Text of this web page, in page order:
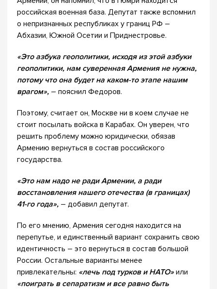
российская военная база. Депутат также вспомнил
о непризнанных республиках у границ РФ –
Абхазии, Южной Осетии и Приднестровье.
«Это азбука геополитики, исходя из этой азбуки
геополитики, нам суверенная Армения не нужна,
потому что она будет на каком-то этапе нашим
врагом», – пояснил Федоров.
Поэтому, считает он, Москве ни в коем случае не
стоит посылать войска в Карабах. Он уверен, что
решить проблему можно юридически, обязав
Армению вернуться в состав российского
государства.
«Это нам надо не ради Армении, а ради
восстановления нашего отечества (в границах)
41-го года», – добавил депутат.
По его мнению, Армения сегодня находится на
перепутье, и единственный вариант сохранить свою
идентичность – это вернуться в состав большой
России. Остальные варианты менее
привлекательны: «лечь под турков и НАТО» или
«поиграть в сепаратизм и все равно быть